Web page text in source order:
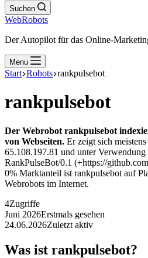
Suchen
WebRobots
Der Autopilot für das Online-
Menu
Start Robots rankpulsebot
rankpulsebot
Der Webrobot rankpulsebot
von Webseiten. Er zeigt sich
65.108.197.81 und unter Verwendung
RankPulseBot/0.1 (+https://
0% Marktanteil ist rankpulsebot auf
Webrobots im Internet.
4Zugriffe
Juni 2026Erstmals gesehen
24.06.2026Zuletzt aktiv
Was ist rankpulsebot?